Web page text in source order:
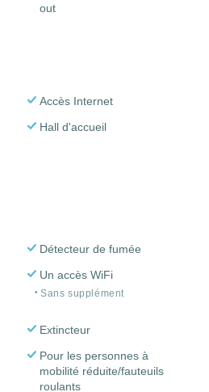
out
Accès Internet
Hall d'accueil
Détecteur de fumée
Un accès WiFi
Sans supplément
Extincteur
Pour les personnes à
mobilité réduite/fauteuils
roulants